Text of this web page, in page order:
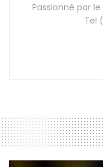
Passionné par
Tel